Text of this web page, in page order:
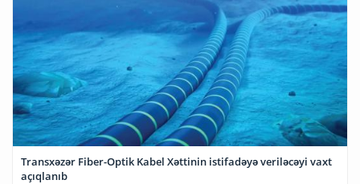
Transxəzər Fiber-Optik Kabel Xəttinin istifadəyə veriləcəyi vaxt
açıqlanıb